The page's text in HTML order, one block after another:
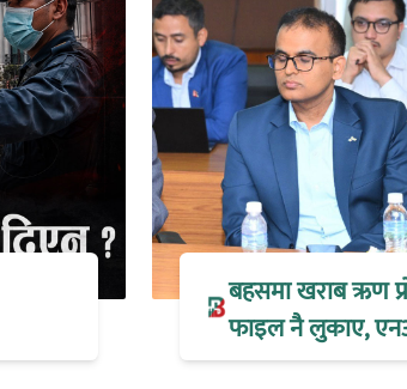
बहसमा खराब ऋण
फाइल नै लुकाए,